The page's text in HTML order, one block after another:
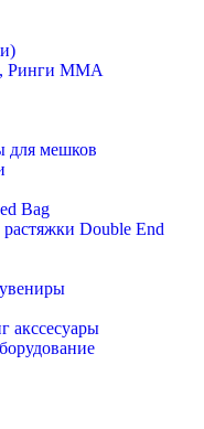
Ринги ММА
для мешков
Bag
Double End
акссесуары